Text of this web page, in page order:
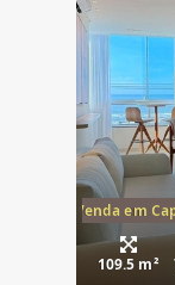
Mar à Venda em
109.5 m²